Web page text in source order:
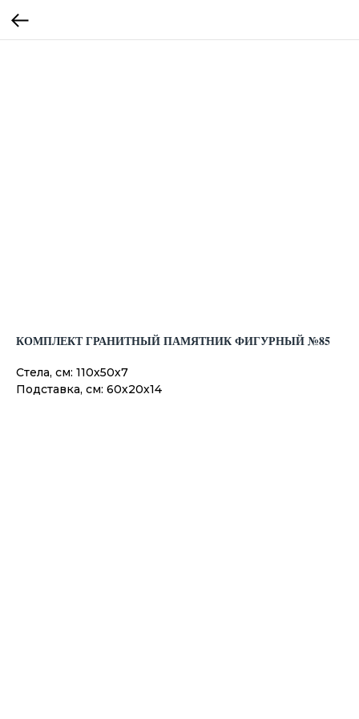
КОМПЛЕКТ ГРАНИТНЫЙ ПАМЯТНИК ФИГУРНЫЙ №85
Стела, см: 110х50х7
Подставка, см: 60х20х14